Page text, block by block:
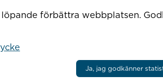
förbättra webbplatsen.
Ja, jag godkänner